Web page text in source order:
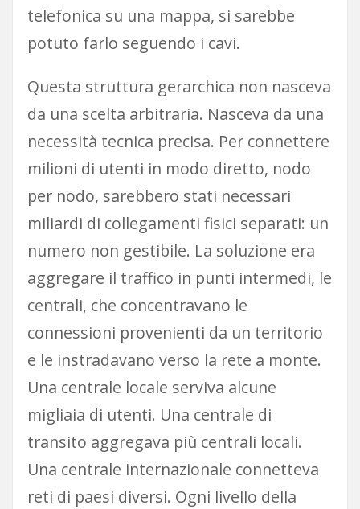
telefonica su una mappa, si sarebbe
potuto farlo seguendo i cavi.
Questa struttura gerarchica non nasceva
da una scelta arbitraria. Nasceva da una
necessità tecnica precisa. Per connettere
milioni di utenti in modo diretto, nodo
per nodo, sarebbero stati necessari
miliardi di collegamenti fisici separati: un
numero non gestibile. La soluzione era
aggregare il traffico in punti intermedi, le
centrali, che concentravano le
connessioni provenienti da un territorio
e le instradavano verso la rete a monte.
Una centrale locale serviva alcune
migliaia di utenti. Una centrale di
transito aggregava più centrali locali.
Una centrale internazionale connetteva
reti di paesi diversi. Ogni livello della